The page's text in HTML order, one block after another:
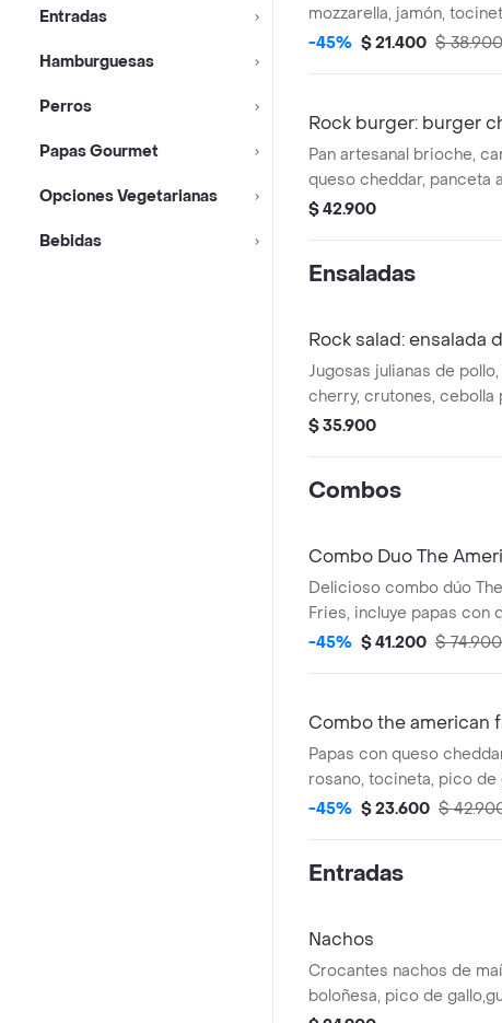
Entradas
Hamburguesas
Perros
Papas Gourmet
Opciones Vegetarianas
Bebidas
mozzarella, jamón,
de la casa.
-45% $ 21.400 $ 38.900
Rock burger: burger
Pan artesanal brioche,
queso cheddar, panceta
vegetales frescos,
$ 42.900
Ensaladas
Rock salad: ensalada
Jugosas julianas de
cherry, crutones, cebolla
confitada, maicitos,
$ 35.900
Combos
Combo Duo The
Delicioso combo dúo
Fries, incluye papas con
delicioso chorizo santo
-45% $ 41.200 $ 74.900
Combo the american
Papas con queso
rosano, tocineta, pico de
de codorniz. Incluye
-45% $ 23.600 $
Entradas
Nachos
Crocantes nachos de
boloñesa, pico de